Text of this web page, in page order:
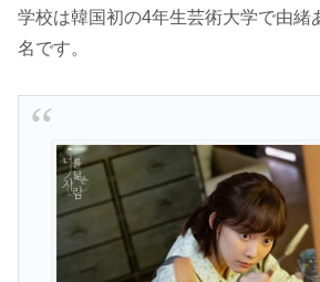
学校は韓国初の4年生芸術大学で由緒
名です。